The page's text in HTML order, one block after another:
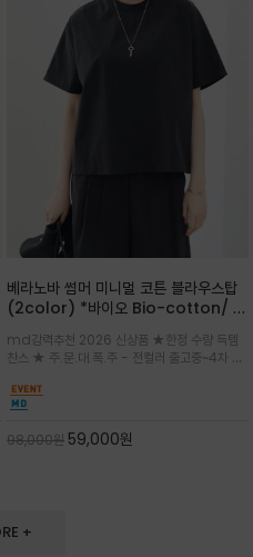
베라노바 썸머 미니멀 코튼 블라우스탑
(2color) *바이오 Bio-cotton/ 시
럼 편안하지만 블라우스처럼 단정한 무
드가 느껴지는 코튼 블라우스 탑
md강력추천 2026 신상품 ★한정 수량 득템
찬스 ★ 주.문.대.폭.주 - 전컬러 출고중~4차 리
볍게 퍼지는 박시한 실루엣과 크롭 기장이 하체
를 길어 보이게 해주며 와이드 팬츠와 셋업
98,000원 59,000원
+